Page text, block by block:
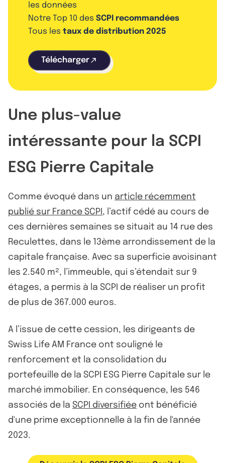
les données
Notre Top 10 des SCPI recommandées
Tous les taux de distribution 2025
Télécharger
Une plus-value
intéressante pour la SCPI
ESG Pierre Capitale
Comme évoqué dans un article récemment
publié sur France SCPI , l’actif cédé au cours de
ces dernières semaines se situait au 14 rue des
Reculettes, dans le 13ème arrondissement de la
capitale française. Avec sa superficie avoisinant
les 2.540 m², l’immeuble, qui s’étendait sur 9
étages, a permis à la SCPI de réaliser un profit
de plus de 367.000 euros.
A l’issue de cette cession, les dirigeants de
Swiss Life AM France ont souligné le
renforcement et la consolidation du
portefeuille de la SCPI ESG Pierre Capitale sur le
marché immobilier. En conséquence, les 546
associés de la SCPI diversifiée ont bénéficié
d'une prime exceptionnelle à la fin de l'année
2023.